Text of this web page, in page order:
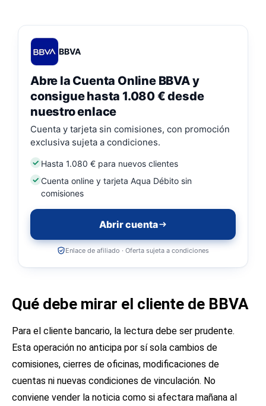
BBVA
Abre la Cuenta Online BBVA y
consigue hasta 1.080 € desde
nuestro enlace
Cuenta y tarjeta sin comisiones, con promoción
exclusiva sujeta a condiciones.
Hasta 1.080 € para nuevos clientes
Cuenta online y tarjeta Aqua Débito sin
comisiones
Abrir cuenta
Enlace de afiliado · Oferta sujeta a condiciones
Qué debe mirar el cliente de BBVA
Para el cliente bancario, la lectura debe ser prudente.
Esta operación no anticipa por sí sola cambios de
comisiones, cierres de oficinas, modificaciones de
cuentas ni nuevas condiciones de vinculación. No
conviene vender la noticia como si afectara mañana al